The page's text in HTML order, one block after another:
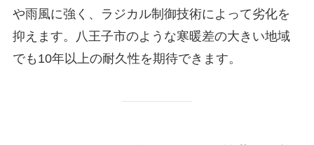
や雨風に強く、ラジカル制御技術によって劣化を
抑えます。八王子市のような寒暖差の大きい地域
でも10年以上の耐久性を期待できます。